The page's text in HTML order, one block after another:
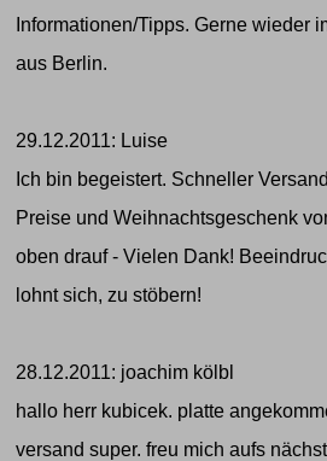
Informationen/Tipps. Gerne wieder
aus Berlin.
29.12.2011: Luise
Ich bin begeistert. Schneller
Preise und Weihnachtsgeschenk
oben drauf - Vielen Dank!
lohnt sich, zu stöbern!
28.12.2011: joachim kölbl
hallo herr kubicek. platte
versand super. freu mich aufs